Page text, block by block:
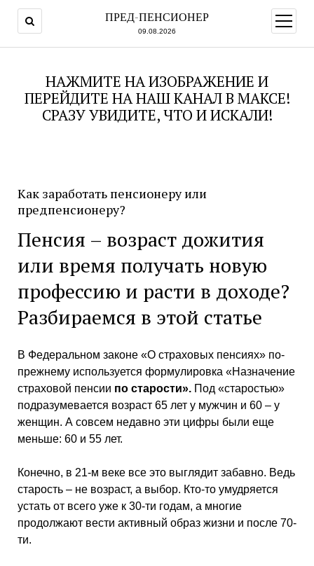
ПРЕД-ПЕНСИОНЕР
09.08.2026
меню
НАЖМИТЕ НА ИЗОБРАЖЕНИЕ И
ПЕРЕЙДИТЕ НА НАШ КАНАЛ В МАКСЕ!
СРАЗУ УВИДИТЕ, ЧТО И ИСКАЛИ!
Как заработать пенсионеру или
предпенсионеру?
Пенсия – возраст дожития
или время получать новую
профессию и расти в доходе?
Разбираемся в этой статье
В Федеральном законе «О страховых пенсиях» по-
прежнему используется формулировка «Назначение
страховой пенсии по старости». Под «старостью»
подразумевается возраст 65 лет у мужчин и 60 – у
женщин. А совсем недавно эти цифры были еще
меньше: 60 и 55 лет.
Конечно, в 21-м веке все это выглядит забавно. Ведь
старость – не возраст, а выбор. Кто-то умудряется
устать от всего уже к 30-ти годам, а многие
продолжают вести активный образ жизни и после 70-
ти.